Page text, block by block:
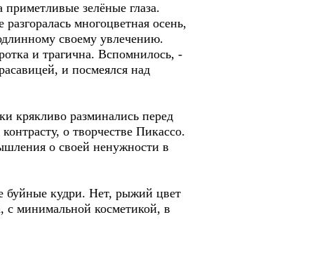
зелёные глаза.
многоцветная осень,
своему увлечению.
и трагична. Вспомнилось, -
и посмеялся над
крякливо разминались перед
о творчестве Пикассо.
о своей ненужности в
буйные кудри. Нет, рыжий цвет
с минимальной косметикой, в